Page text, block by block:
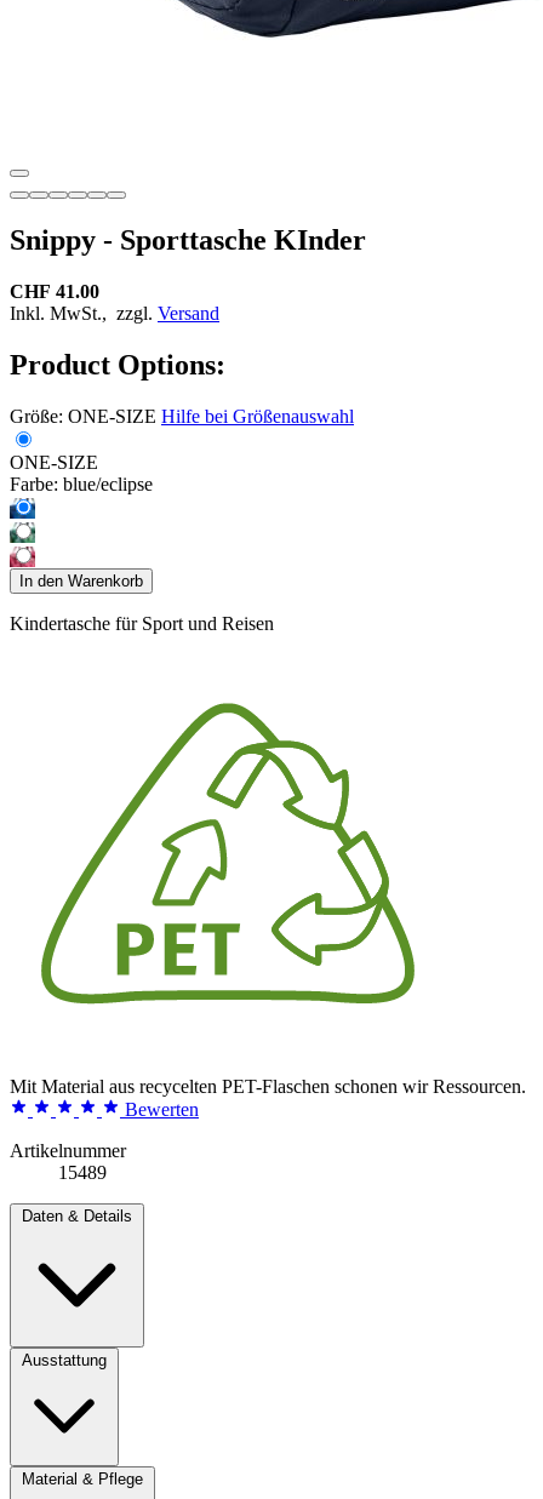
Snippy - Sporttasche KInder
CHF 41.00
Inkl. MwSt., zzgl. Versand
Product Options:
Größe: ONE-SIZE Hilfe bei Größenauswahl
ONE-SIZE
Farbe: blue/eclipse
In den Warenkorb
Kindertasche für Sport und Reisen
Mit Material aus recycelten PET-Flaschen schonen wir Ressourcen.
Bewerten
Artikelnummer
15489
Daten & Details
Ausstattung
Material & Pflege